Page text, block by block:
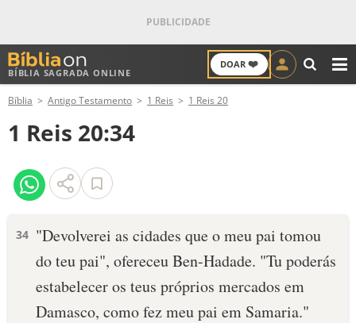
BÍBLIA SAGRADA ONLINE
DOAR ❤️
ANTIGO TESTAMENTO
NOVO TESTAMENTO
VERSÍCULOS
PALAVRA DO DIA
SALMO DO DIA
Bíblia Antigo Testamento 1 Reis 1 Reis 20
1 Reis 20:34
34 "Devolverei as cidades que o meu pai tomou
do teu pai", ofereceu Ben-Hadade. "Tu poderás
estabelecer os teus próprios mercados em
Damasco, como fez meu pai em Samaria."